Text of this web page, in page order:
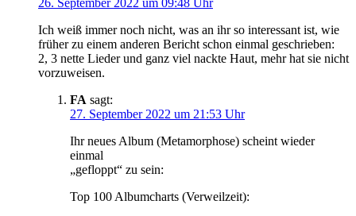
26. September 2022 um 09:48 Uhr
Ich weiß immer noch nicht, was an ihr so interessant ist, wie
früher zu einem anderen Bericht schon einmal geschrieben:
2, 3 nette Lieder und ganz viel nackte Haut, mehr hat sie nicht
vorzuweisen.
FA sagt:
27. September 2022 um 21:53 Uhr
Ihr neues Album (Metamorphose) scheint wieder
einmal
„gefloppt“ zu sein:
Top 100 Albumcharts (Verweilzeit):